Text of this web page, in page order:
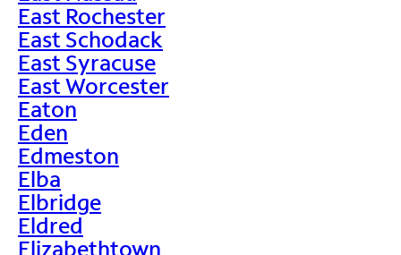
East Rochester
East Schodack
East Syracuse
East Worcester
Eaton
Eden
Edmeston
Elba
Elbridge
Eldred
Elizabethtown